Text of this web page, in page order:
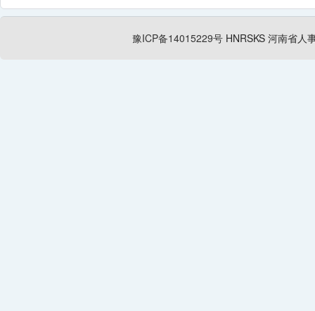
豫ICP备14015229号 HNRSKS 河南省人